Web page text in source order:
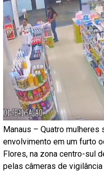
Manaus – Quatro
envolvimento em um furto
Flores, na zona centro-sul
pelas câmeras de